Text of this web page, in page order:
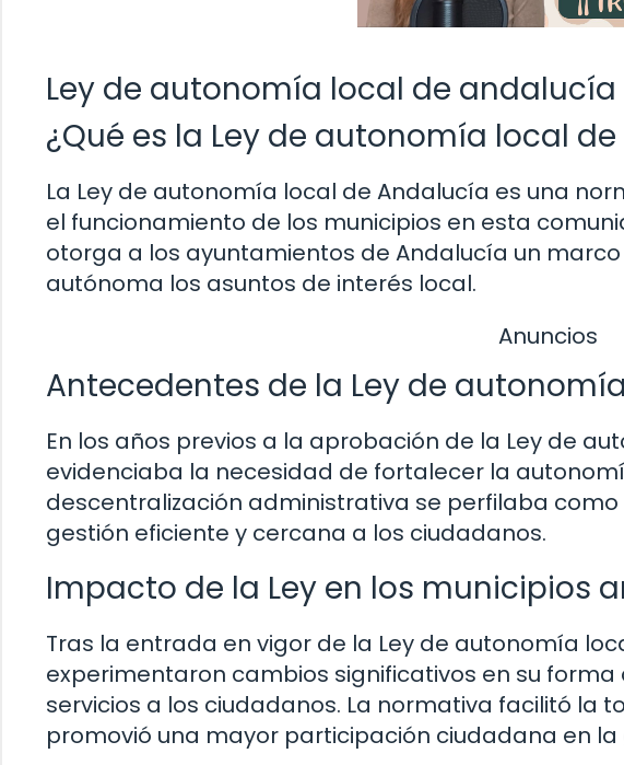
Ley de autonomía local de andalucía
¿Qué es la Ley de autonomía local
La Ley de autonomía local de Andalucía es una
el funcionamiento de los municipios en esta
otorga a los ayuntamientos de Andalucía un
autónoma los asuntos de interés local.
Anuncios
Antecedentes de la Ley de
En los años previos a la aprobación de la Ley de
evidenciaba la necesidad de fortalecer la
descentralización administrativa se perfilaba
gestión eficiente y cercana a los ciudadanos.
Impacto de la Ley en los municipios
Tras la entrada en vigor de la Ley de autonomía
experimentaron cambios significativos en su
servicios a los ciudadanos. La normativa facilitó la
promovió una mayor participación ciudadana en la